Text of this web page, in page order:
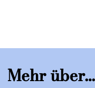
Mehr über...